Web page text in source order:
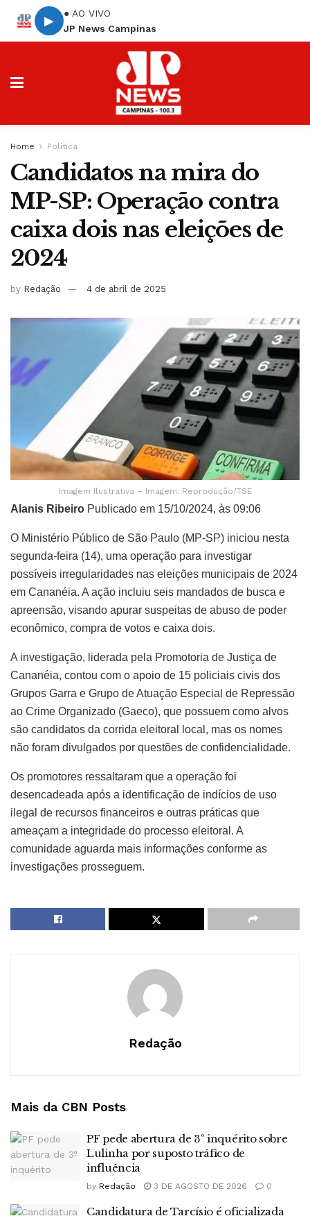
▶
● AO VIVO
JP News Campinas
Home Política
Candidatos na mira do
MP-SP: Operação contra
caixa dois nas eleições de
2024
by Redação 4 de abril de 2025
Imagem Ilustrativa – Imagem: Reprodução/TSE
Alanis Ribeiro Publicado em 15/10/2024, às 09:06
O Ministério Público de São Paulo (MP-SP) iniciou nesta
segunda-feira (14), uma operação para investigar
possíveis irregularidades nas eleições municipais de 2024
em Cananéia. A ação incluiu seis mandados de busca e
apreensão, visando apurar suspeitas de abuso de poder
econômico, compra de votos e caixa dois.
A investigação, liderada pela Promotoria de Justiça de
Cananéia, contou com o apoio de 15 policiais civis dos
Grupos Garra e Grupo de Atuação Especial de Repressão
ao Crime Organizado (Gaeco), que possuem como alvos
são candidatos da corrida eleitoral local, mas os nomes
não foram divulgados por questões de confidencialidade.
Os promotores ressaltaram que a operação foi
desencadeada após a identificação de indícios de uso
ilegal de recursos financeiros e outras práticas que
ameaçam a integridade do processo eleitoral. A
comunidade aguarda mais informações conforme as
investigações prosseguem.
Redação
Mais da CBN Posts
PF pede abertura de 3º inquérito sobre
Lulinha por suposto tráfico de
influência
by Redação 3 DE AGOSTO DE 2026 0
Candidatura de Tarcísio é oficializada